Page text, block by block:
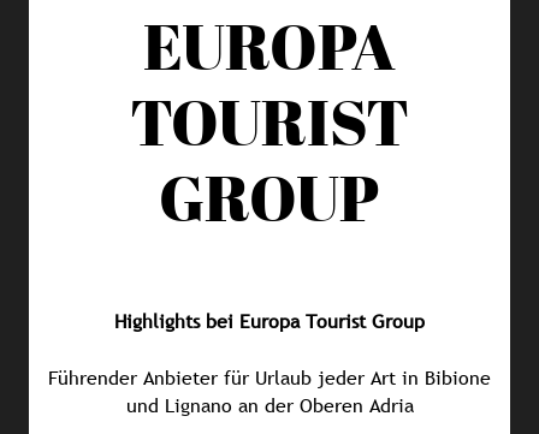
EUROPA
TOURIST
GROUP
Highlights bei Europa Tourist Group
Führender Anbieter für Urlaub jeder Art in Bibione
und Lignano an der Oberen Adria